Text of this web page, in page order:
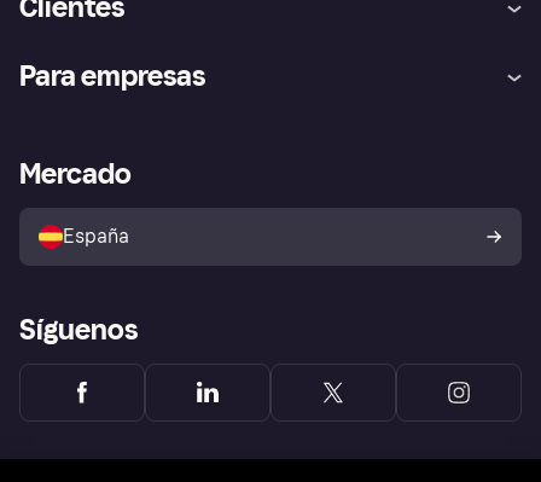
Inicio de sesión
Directorio de tiendas
Política de protección al
comprador de Klarna
Reclamaciones
Para empresas
Acceso empresas
Mercado
España
Síguenos